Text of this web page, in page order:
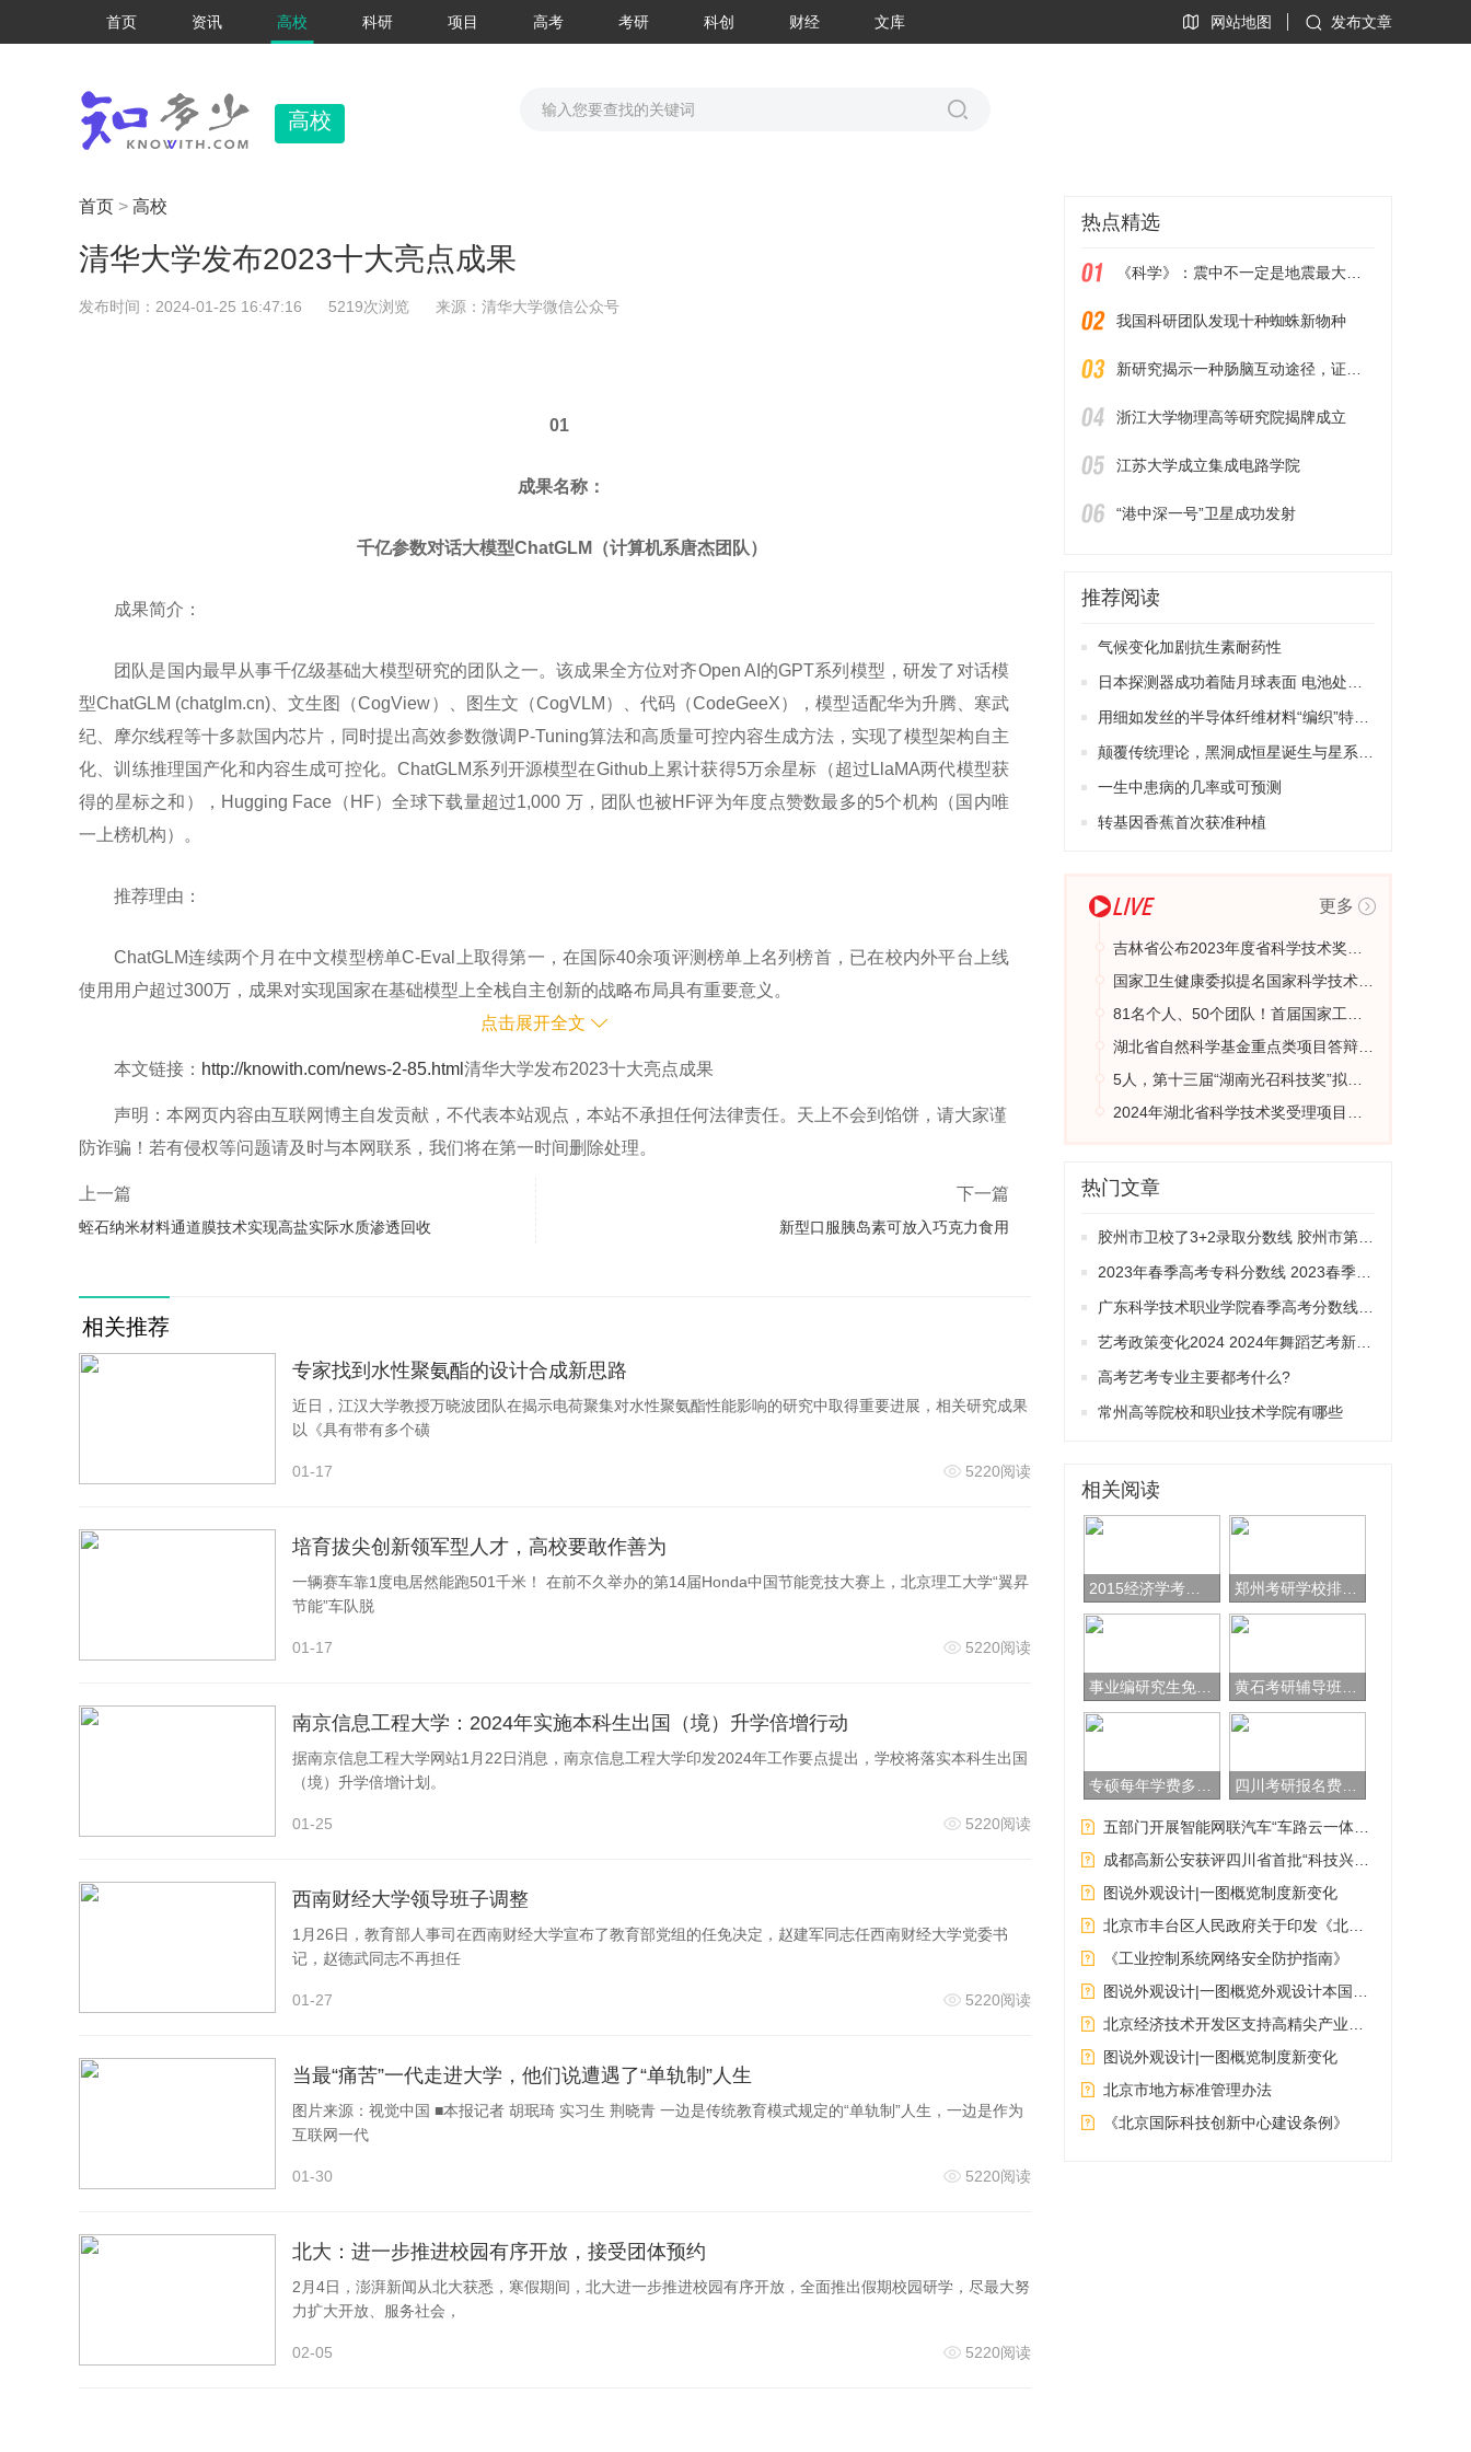
首页 资讯 高校 科研 项目 高考 考研 科创 财经 文库 网站地图 发布文章
高校
首页 > 高校
清华大学发布2023十大亮点成果
发布时间：2024-01-25 16:47:16 5219次浏览 来源：清华大学微信公众号
01
成果名称：
千亿参数对话大模型ChatGLM（计算机系唐杰团队）
成果简介：
团队是国内最早从事千亿级基础大模型研究的团队之一。该成果全方位对齐Open AI的GPT系列模型，研发了对话模
型ChatGLM (chatglm.cn)、文生图（CogView）、图生文（CogVLM）、代码（CodeGeeX），模型适配华为升腾、寒武
纪、摩尔线程等十多款国内芯片，同时提出高效参数微调P-Tuning算法和高质量可控内容生成方法，实现了模型架构自主
化、训练推理国产化和内容生成可控化。ChatGLM系列开源模型在Github上累计获得5万余星标（超过LlaMA两代模型获
得的星标之和），Hugging Face（HF）全球下载量超过1,000 万，团队也被HF评为年度点赞数最多的5个机构（国内唯
一上榜机构）。
推荐理由：
ChatGLM连续两个月在中文模型榜单C-Eval上取得第一，在国际40余项评测榜单上名列榜首，已在校内外平台上线
使用用户超过300万，成果对实现国家在基础模型上全栈自主创新的战略布局具有重要意义。
千亿参数对话大模型ChatGLM
γδ T细胞免疫识别机制（药学院张永辉团队）
T细胞可以分为αβ T细胞和γδ T细胞。αβ T细胞在疫苗接种、自身免疫疾病治疗以及细胞治疗等医疗技术方面有着丰
富的基础。然而，围绕γδ T细胞的医学技术发展一直受到其免疫识别机制不明确的限制。团队通过10年的研究，详细阐释
了肿瘤和病原体产生的一类名为“磷抗原”的脂类代谢产物，以及这些物质如何被γδ T细胞受体感知的分子机制。这项最近
该成果是T细胞研究的突破性进展之一，有望为疫苗、自身免疫性疾病及免疫治疗带来崭新的医疗技术路线，具有重
γδ T细胞对肿瘤及病原体的捕获原理
揭示宇宙早期星系演化–对星系循环内流的首次成像观测 （天文系蔡峥团队）
利用国际上的全波段大型观测设备，通过深场光谱观测，直接探测到早期宇宙中，星系周围气体进入星系的详细过
谱巡天望远镜的相关科学目标。研究成果发表于《Science》杂志上。
点击展开全文
本文链接： http://knowith.com/news-2-85.html 清华大学发布2023十大亮点成果
声明：本网页内容由互联网博主自发贡献，不代表本站观点，本站不承担任何法律责任。天上不会到馅饼，请大家谨
防诈骗！若有侵权等问题请及时与本网联系，我们将在第一时间删除处理。
上一篇
蛭石纳米材料通道膜技术实现高盐实际水质渗透回收
下一篇
新型口服胰岛素可放入巧克力食用
相关推荐
专家找到水性聚氨酯的设计合成新思路
近日，江汉大学教授万晓波团队在揭示电荷聚集对水性聚氨酯性能影响的研究中取得重要进展，相关研究成果
以《具有带有多个磺
01-17 5220阅读
培育拔尖创新领军型人才，高校要敢作善为
一辆赛车靠1度电居然能跑501千米！ 在前不久举办的第14届Honda中国节能竞技大赛上，北京理工大学“翼昇
节能”车队脱
01-17 5220阅读
南京信息工程大学：2024年实施本科生出国（境）升学倍增行动
据南京信息工程大学网站1月22日消息，南京信息工程大学印发2024年工作要点提出，学校将落实本科生出国
（境）升学倍增计划。
01-25 5220阅读
西南财经大学领导班子调整
1月26日，教育部人事司在西南财经大学宣布了教育部党组的任免决定，赵建军同志任西南财经大学党委书
记，赵德武同志不再担任
01-27 5220阅读
当最“痛苦”一代走进大学，他们说遭遇了“单轨制”人生
图片来源：视觉中国 ■本报记者 胡珉琦 实习生 荆晓青 一边是传统教育模式规定的“单轨制”人生，一边是作为
互联网一代
01-30 5220阅读
北大：进一步推进校园有序开放，接受团体预约
2月4日，澎湃新闻从北大获悉，寒假期间，北大进一步推进校园有序开放，全面推出假期校园研学，尽最大努
力扩大开放、服务社会，
02-05 5220阅读
热点精选
我国科研团队发现十种蜘蛛新物种
浙江大学物理高等研究院揭牌成立
江苏大学成立集成电路学院
“港中深一号”卫星成功发射
推荐阅读
气候变化加剧抗生素耐药性
一生中患病的几率或可预测
转基因香蕉首次获准种植
更多
热门文章
高考艺考专业主要都考什么?
常州高等院校和职业技术学院有哪些
相关阅读
图说外观设计|一图概览制度新变化
《工业控制系统网络安全防护指南》
图说外观设计|一图概览制度新变化
北京市地方标准管理办法
《北京国际科技创新中心建设条例》